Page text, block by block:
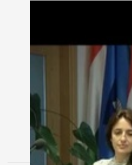
A minden évben
egészségügyi szakmai
először együttműködve
programoknak a Savaria
MEGOSZTÁS